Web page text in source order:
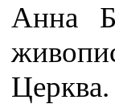
Анна
Церква.